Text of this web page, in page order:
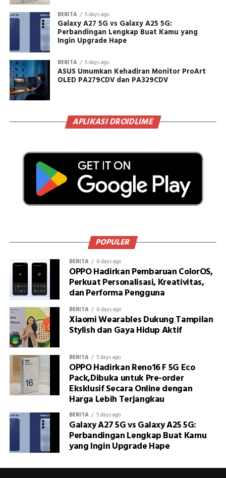
BERITA 5 days ago
Galaxy A27 5G vs Galaxy A25 5G:
Perbandingan Lengkap Buat Kamu yang
Ingin Upgrade Hape
BERITA 5 days ago
ASUS Umumkan Kehadiran Monitor ProArt
OLED PA279CDV dan PA329CDV
APLIKASI DROIDLIME
POPULER
BERITA 6 days ago
OPPO Hadirkan Pembaruan ColorOS,
Perkuat Personalisasi, Kreativitas,
dan Performa Pengguna
BERITA 6 days ago
Xiaomi Wearables Dukung Tampilan
Stylish dan Gaya Hidup Aktif
BERITA 5 days ago
OPPO Hadirkan Reno16 F 5G Eco
Pack,Dibuka untuk Pre-order
Eksklusif Secara Online dengan
Harga Lebih Terjangkau
BERITA 5 days ago
Galaxy A27 5G vs Galaxy A25 5G:
Perbandingan Lengkap Buat Kamu
yang Ingin Upgrade Hape